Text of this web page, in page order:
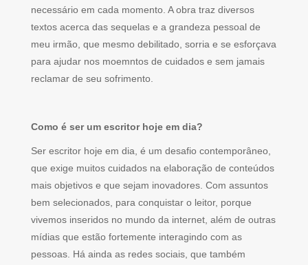
necessário em cada momento. A obra traz diversos
textos acerca das sequelas e a grandeza pessoal de
meu irmão, que mesmo debilitado, sorria e se esforçava
para ajudar nos moemntos de cuidados e sem jamais
reclamar de seu sofrimento.
Como é ser um escritor hoje em dia?
Ser escritor hoje em dia, é um desafio contemporâneo,
que exige muitos cuidados na elaboração de conteúdos
mais objetivos e que sejam inovadores. Com assuntos
bem selecionados, para conquistar o leitor, porque
vivemos inseridos no mundo da internet, além de outras
mídias que estão fortemente interagindo com as
pessoas. Há ainda as redes sociais, que também